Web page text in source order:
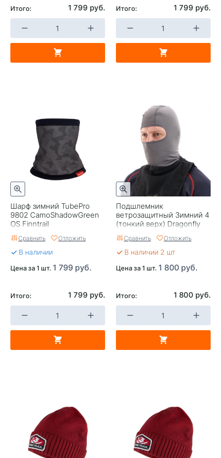
Итого: 1 799 руб. Итого: 1 799 руб.
Шарф зимний TubePro
9802 CamoShadowGreen
OS Finntrail
Сравнить Отложить
В наличии
Цена за 1 шт. 1 799 руб.
Итого: 1 799 руб.
Подшлемник
ветрозащитный Зимний 4
(тонкий верх) Dragonfly
Сравнить Отложить
В наличии 2 шт
Цена за 1 шт. 1 800 руб.
Итого: 1 800 руб.